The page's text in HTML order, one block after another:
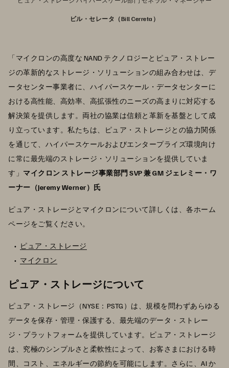
ビル・セレータ（Bill Cerreta）
「マイクロンの高度な NAND テクノロジーとピュア・ストレー
ジの革新的なストレージ・ソリューションの組み合わせは、デ
ータセンター事業者に、ハイパースケール・データセンターに
おける高性能、高効率、高拡張性のニーズの高まりに対応する
解決策を提供します。両社の協業は信頼と革新を基盤として成
り立っています。私たちは、ピュア・ストレージとの協力関係
を通じて、ハイパースケールおよびエンタープライズ環境向け
に常に最先端のストレージ・ソリューションを提供していま
す」 マイクロン ストレージ事業部門 SVP 兼 GM ジェレミー・ワ
ーナー（Jeremy Werner）氏
ピュア・ストレージとマイクロンについて詳しくは、各ホーム
ページをご覧ください。
ピュア・ストレージ
マイクロン
ピュア・ストレージについて
ピュア・ストレージ（NYSE：PSTG）は、規模を問わずあらゆる
データを保存・管理・保護する、最先端のデータ・ストレー
ジ・プラットフォームを提供しています。ピュア・ストレージ
は、究極のシンプルさと柔軟性によって、お客さまにおける時
間、コスト、エネルギーの節約を可能にします。さらに、AI か